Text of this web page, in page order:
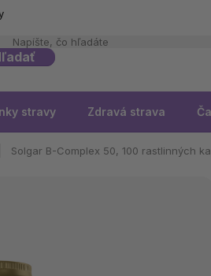
stravy Zdravá strava
Solgar B-Complex 50, 100 rastlinných